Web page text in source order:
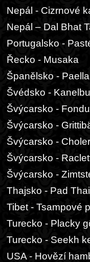
Nepál - Cizrnové
Nepál – Dal Bhat
Portugalsko -
Řecko - Musaka
Španělsko -
Švédsko -
Švýcarsko -
Švýcarsko -
Švýcarsko -
Švýcarsko -
Švýcarsko -
Thajsko - Pad Thai
Tibet - Tsampové
Turecko - Placky
Turecko - Seekh
USA - Hovězí